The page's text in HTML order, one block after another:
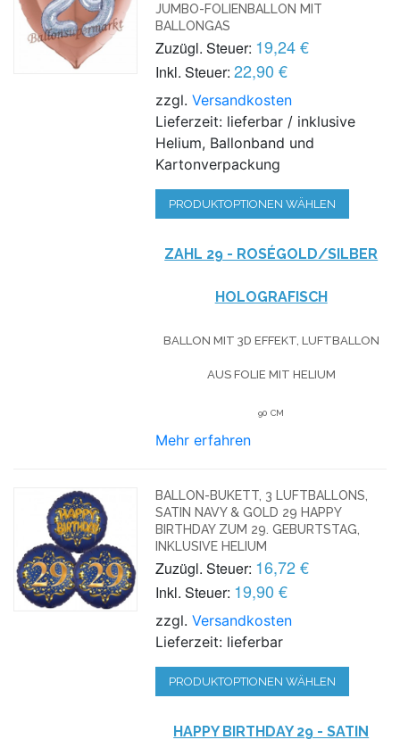
JUMBO-FOLIENBALLON MIT
BALLONGAS
Zuzügl. Steuer: 19,24 €
Inkl. Steuer: 22,90 €
zzgl.Versandkosten
Lieferzeit: lieferbar / inklusive
Helium, Ballonband und
Kartonverpackung
PRODUKTOPTIONEN WÄHLEN
ZAHL 29 - ROSÉGOLD/SILBER
HOLOGRAFISCH
BALLON MIT 3D EFFEKT, LUFTBALLON
AUS FOLIE MIT HELIUM
90 CM
Mehr erfahren
BALLON-BUKETT, 3 LUFTBALLONS,
SATIN NAVY & GOLD 29 HAPPY
BIRTHDAY ZUM 29. GEBURTSTAG,
INKLUSIVE HELIUM
Zuzügl. Steuer: 16,72 €
Inkl. Steuer: 19,90 €
zzgl.Versandkosten
Lieferzeit: lieferbar
PRODUKTOPTIONEN WÄHLEN
HAPPY BIRTHDAY 29 - SATIN